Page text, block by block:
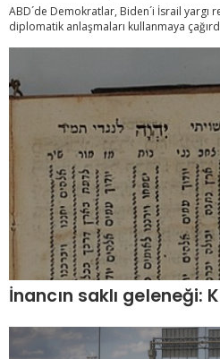
ABD´de Demokratlar, Biden´i İsrail
diplomatik anlaşmaları kullanmaya
İnancın saklı geleneği: